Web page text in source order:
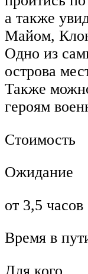
а также
Майом,
Одно из
острова
Также
героям
Стоимость
Ожидание
от 3,5 часов
Время в